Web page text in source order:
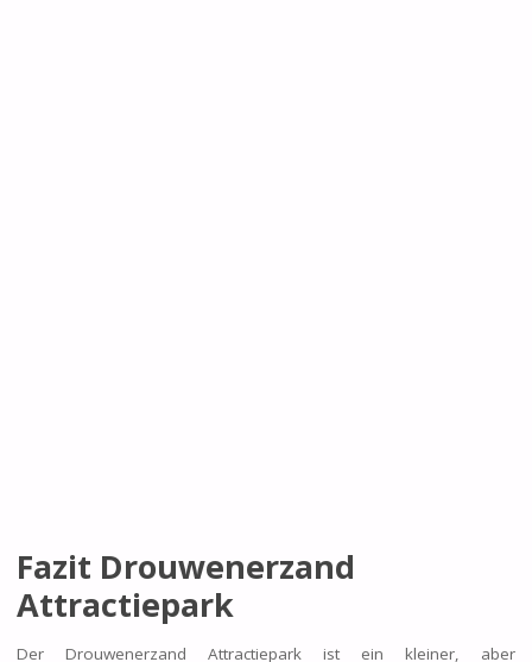
Fazit Drouwenerzand
Attractiepark
Der Drouwenerzand Attractiepark ist ein kleiner, aber